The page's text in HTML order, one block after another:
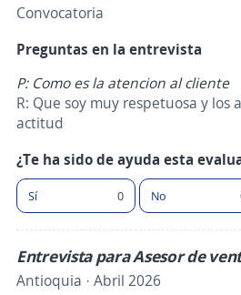
Convocatoria
Preguntas en la entrevista
P: Como es la atencion al cliente
R: Que soy muy respetuosa y los
actitud
¿Te ha sido de ayuda esta
Sí 0 No
Entrevista para Asesor de
Antioquia · Abril 2026